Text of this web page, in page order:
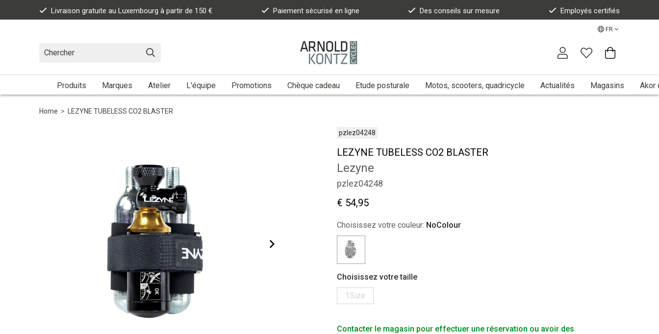
Livraison gratuite au Luxembourg à partir de 150 € Paiement sécurisé en ligne Des conseils sur mesure Employés certifiés
FR
Produits Marques Atelier L'équipe Promotions Chèque cadeau Etude posturale Motos, scooters, quadricycle Actualités Magasins Akor
Home > LEZYNE TUBELESS CO2 BLASTER
pzlez04248
LEZYNE TUBELESS CO2 BLASTER
Lezyne
pzlez04248
€ 54,95
Choisissez votre couleur: NoColour
Choisissez votre taille
1Size
Contacter le magasin pour effectuer une réservation ou avoir des